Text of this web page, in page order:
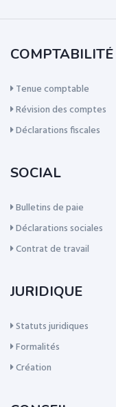
COMPTABILITÉ
Tenue comptable
Révision des comptes
Déclarations fiscales
SOCIAL
Bulletins de paie
Déclarations sociales
Contrat de travail
JURIDIQUE
Statuts juridiques
Formalités
Création